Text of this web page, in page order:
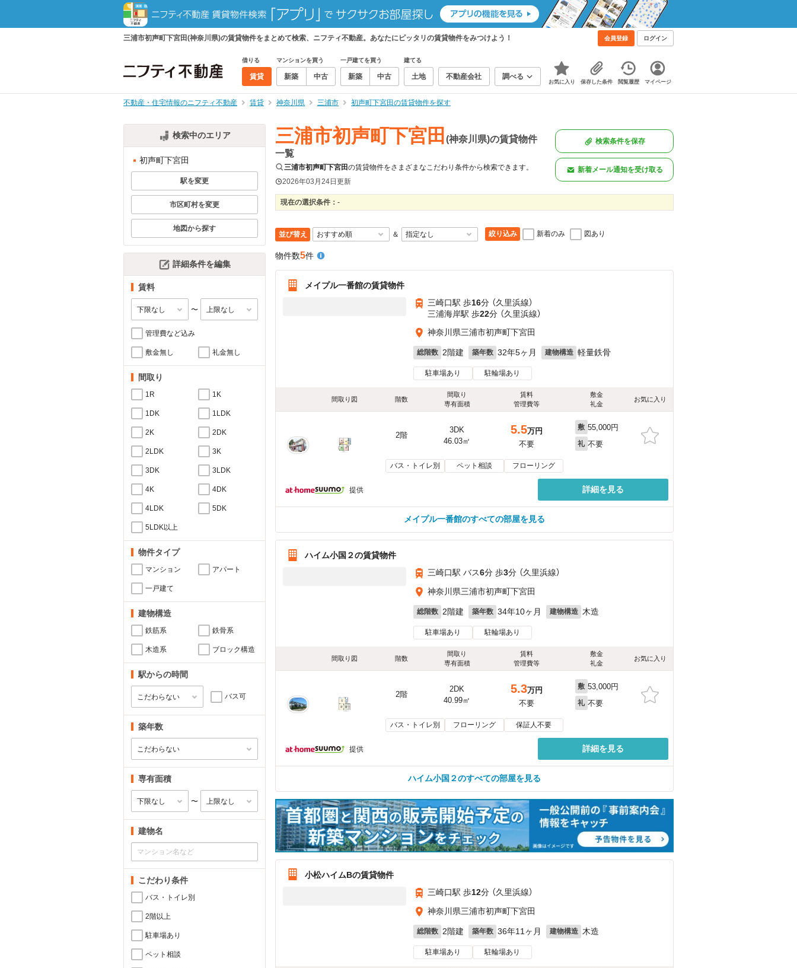
三浦市初声町下宮田(神奈川県)の賃貸物件をまとめて検索、ニフティ不動産。あなたにピッタリの賃貸物件をみつけよう！ 会員登録 ログイン
借りる
賃貸
マンションを買う
新築 中古
一戸建てを買う
新築 中古
建てる
土地 不動産会社 調べる
お気に入り 保存した条件 閲覧履歴 マイページ
不動産・住宅情報のニフティ不動産 賃貸 神奈川県 三浦市 初声町下宮田の賃貸物件を探す
検索中のエリア
初声町下宮田
駅を変更
市区町村を変更
地図から探す
詳細条件を編集
賃料
〜
管理費など込み
敷金無し 礼金無し
間取り
1R 1K
1DK 1LDK
2K 2DK
2LDK 3K
3DK 3LDK
4K 4DK
4LDK 5DK
5LDK以上
物件タイプ
マンション アパート
一戸建て
建物構造
鉄筋系 鉄骨系
木造系 ブロック構造
駅からの時間
バス可
築年数
専有面積
〜
建物名
こだわり条件
バス・トイレ別
2階以上
駐車場あり
ペット相談
三浦市初声町下宮田 (神奈川県)の賃貸物件
一覧
三浦市初声町下宮田の賃貸物件をさまざまなこだわり条件から検索できます。
2026年03月24日更新
検索条件を保存
新着メール通知を受け取る
現在の選択条件： -
並び替え ＆ 絞り込み 新着のみ 図あり
物件数5件
メイプル一番館の賃貸物件
三崎口駅 歩16分 （久里浜線）
三浦海岸駅 歩22分 （久里浜線）
神奈川県三浦市初声町下宮田
総階数 2階建 築年数 32年5ヶ月 建物構造 軽量鉄骨
駐車場あり 駐輪場あり
間取り図 階数
間取り
専有面積
賃料
管理費等
敷金
礼金
お気に入り
2階
3DK
46.03㎡
5.5万円
不要
敷 55,000円
礼 不要
バス・トイレ別 ペット相談 フローリング
提供 詳細を見る
メイプル一番館のすべての部屋を見る
ハイム小国２の賃貸物件
三崎口駅 バス6分 歩3分 （久里浜線）
神奈川県三浦市初声町下宮田
総階数 2階建 築年数 34年10ヶ月 建物構造 木造
駐車場あり 駐輪場あり
間取り図 階数
間取り
専有面積
賃料
管理費等
敷金
礼金
お気に入り
2階
2DK
40.99㎡
5.3万円
不要
敷 53,000円
礼 不要
バス・トイレ別 フローリング 保証人不要
提供 詳細を見る
ハイム小国２のすべての部屋を見る
小松ハイムBの賃貸物件
三崎口駅 歩12分 （久里浜線）
神奈川県三浦市初声町下宮田
総階数 2階建 築年数 36年11ヶ月 建物構造 木造
駐車場あり 駐輪場あり